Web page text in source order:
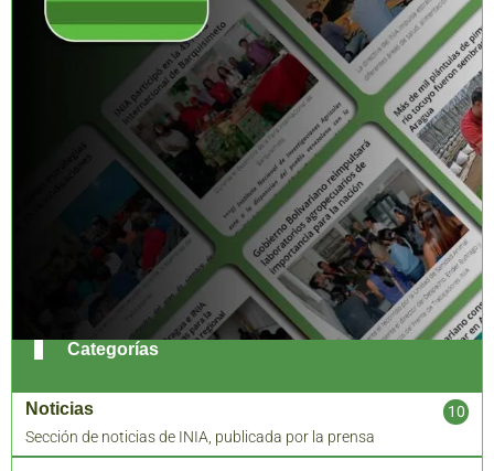
Categorías
Noticias
10
Sección de noticias de INIA, publicada por la prensa